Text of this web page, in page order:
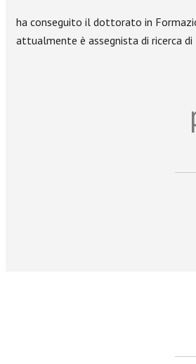
ha conseguito il dottorato in
attualmente è assegnista di ricerca